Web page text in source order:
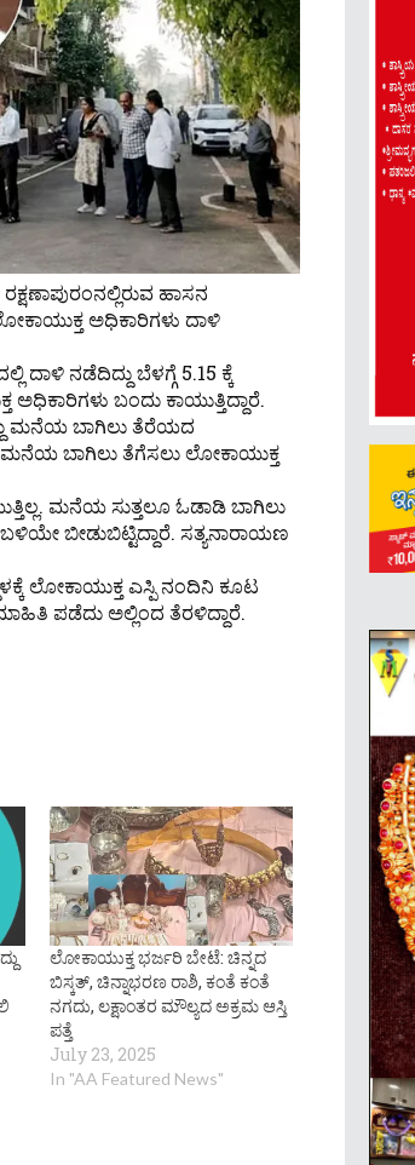
ಹಾಸನ
ಅಧಿಕಾರಿಗಳು ದಾಳಿ
ದಾಳಿ ನಡೆದಿದ್ದು ಬೆಳಗ್ಗೆ 5.15 ಕ್ಕೆ
ಬಂದು ಕಾಯುತ್ತಿದ್ದಾರೆ.
ಮನೆಯ ಬಾಗಿಲು ತೆರೆಯದ
ಬಾಗಿಲು ತೆಗೆಸಲು ಲೋಕಾಯುಕ್ತ
ಮನೆಯ ಸುತ್ತಲೂ ಓಡಾಡಿ ಬಾಗಿಲು
ಬೀಡುಬಿಟ್ಟಿದ್ದಾರೆ‌. ಸತ್ಯನಾರಾಯಣ
ಲೋಕಾಯುಕ್ತ ಎಸ್ಪಿ ನಂದಿನಿ ಕೂಟ
ಪಡೆದು ಅಲ್ಲಿಂದ ತೆರಳಿದ್ದಾರೆ.
ಲೋಕಾಯುಕ್ತ ಭರ್ಜರಿ ಬೇಟೆ: ಚಿನ್ನದ
ಬಿಸ್ಕತ್, ಚಿನ್ನಾಭರಣ ರಾಶಿ, ಕಂತೆ ಕಂತೆ
ನಗದು, ಲಕ್ಷಾಂತರ ಮೌಲ್ಯದ ಅಕ್ರಮ ಆಸ್ತಿ
ಪತ್ತೆ
July 23, 2025
In "AA Featured News"